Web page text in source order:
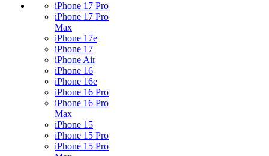
iPhone 17 Pro
iPhone 17 Pro
Max
iPhone 17e
iPhone 17
iPhone Air
iPhone 16
iPhone 16e
iPhone 16 Pro
iPhone 16 Pro
Max
iPhone 15
iPhone 15 Pro
iPhone 15 Pro